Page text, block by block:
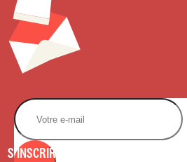
S'INSCRIRE